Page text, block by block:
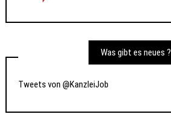
Was gibt es neues ?
Tweets von @KanzleiJob